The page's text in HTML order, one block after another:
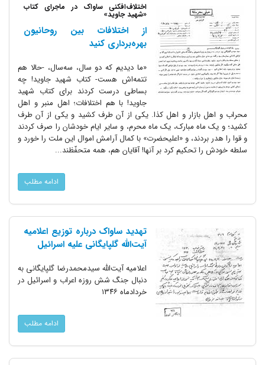
اختلاف‌افکنی‌ ساواک در ماجرای کتاب
«شهید جاوید»
از اختلافات بین روحانیون
بهره‌برداری کنید
«ما دیدیم که دو سال، سه‌سال، -حالا هم
تتمه‌اش هست- کتاب شهید جاوید! چه
بساطی درست کردند برای کتاب شهید
جاوید! با هم اختلافات؛ اهل منبر و اهل
محراب و اهل بازار و اهل کذا. یکی از آن طرف کشید و یکی از آن طرف
کشید؛ و یک ماه مبارک، یک ماه محرم، و سایر ایام خودشان را صرف کردند
و قوا را هدر بردند، و «اعلیحضرت» با کمال آرامش اموال این ملت را خورد و
سلطه خودش را تحکیم کرد بر آنها! آقایان هم، همه متحفّظند...
ادامه مطلب
تهدید ساواک درباره توزیع اعلامیه
آیت‌الله گلپایگانی علیه اسرائیل
اعلامیه آیت‌الله سیدمحمدرضا گلپایگانی به
دنبال جنگ شش روزه اعراب و اسرائیل در
خردادماه ۱۳۴۶
ادامه مطلب